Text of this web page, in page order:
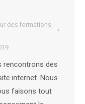
des formations
rencontrons des
internet. Nous
faisons tout